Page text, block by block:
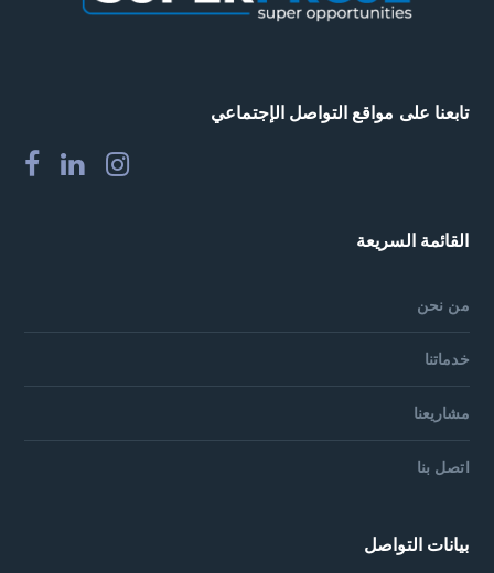
تابعنا على مواقع التواصل الإجتماعي
القائمة السريعة
من نحن
خدماتنا
مشاريعنا
اتصل بنا
بيانات التواصل